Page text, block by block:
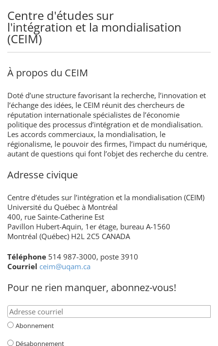
Centre d'études sur
l'intégration et la mondialisation
(CEIM)
À propos du CEIM
Doté d’une structure favorisant la recherche, l’innovation et
l’échange des idées, le CEIM réunit des chercheurs de
réputation internationale spécialistes de l’économie
politique des processus d’intégration et de mondialisation.
Les accords commerciaux, la mondialisation, le
régionalisme, le pouvoir des firmes, l’impact du numérique,
autant de questions qui font l’objet des recherche du centre.
Adresse civique
Centre d’études sur l’intégration et la mondialisation (CEIM)
Université du Québec à Montréal
400, rue Sainte-Catherine Est
Pavillon Hubert-Aquin, 1er étage, bureau A-1560
Montréal (Québec) H2L 2C5 CANADA
Téléphone 514 987-3000, poste 3910
Courriel ceim@uqam.ca
Pour ne rien manquer, abonnez-vous!
Abonnement
Désabonnement